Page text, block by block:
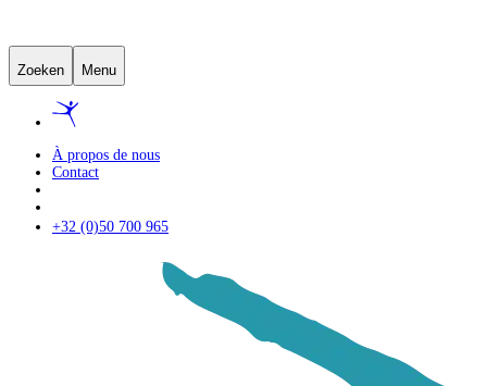
Zoeken Menu
À propos de nous
Contact
+32 (0)50 700 965